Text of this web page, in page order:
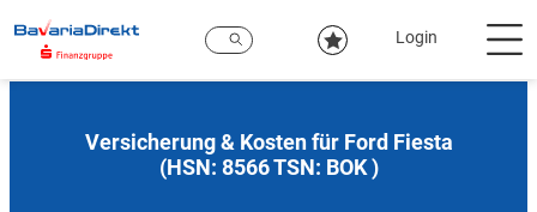
Hauptinhalt
Login
Versicherung & Kosten für Ford Fiesta
(HSN: 8566 TSN: BOK )